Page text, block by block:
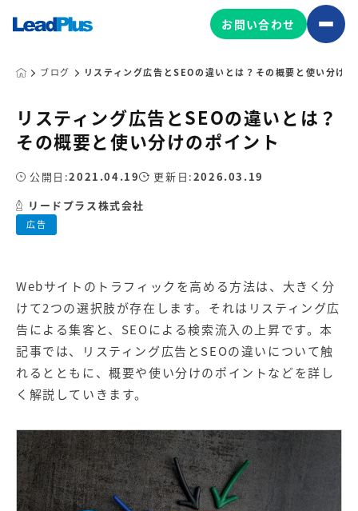
広告プロモーション
MA/CRM/SFA導入・運用
Web制作
マーケティングコンサルティング
Leadplus One
ボード
マーケティングサービスの製品
【店舗型ビジネス向け】エリ
ア
マーケティングサービス
【金融機関向け】マーケティ
ング
グ
サービス
ビス（LINE）
広告プロモーションの製品
お問い合わせ
ブログ リスティング広告とSEOの違いとは？その概要と使い分け
リスティング広告とSEOの違いとは？
その概要と使い分けのポイント
広告
公開日:2021.04.19 更新日:2026.03.19
リードプラス株式会社
Webサイトのトラフィックを高める方法は、大きく分
けて2つの選択肢が存在します。それは リスティング広
告 による集客と、SEOによる検索流入の上昇です。本
記事では、リスティング広告とSEOの違いについて触
れるとともに、概要や使い分けのポイントなどを詳し
く解説していきます。